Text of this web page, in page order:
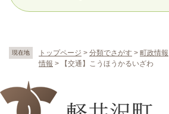
現在地 トップページ > 分類でさがす > 町政情報
情報 > 【交通】こうほうかるいざわ